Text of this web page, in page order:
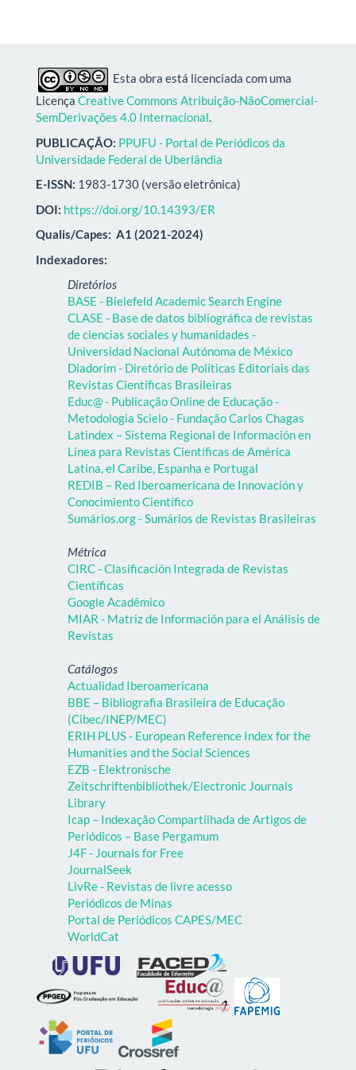
Esta obra está licenciada com uma
Licença Creative Commons Atribuição-NãoComercial-
SemDerivações 4.0 Internacional.
PUBLICAÇÃO: PPUFU - Portal de Periódicos da
Universidade Federal de Uberlândia
E-ISSN: 1983-1730 (versão eletrônica)
DOI: https://doi.org/10.14393/ER
Qualis/Capes: A1 (2021-2024)
Indexadores:
Diretórios
BASE - Bielefeld Academic Search Engine
CLASE - Base de datos bibliográfica de revistas
de ciencias sociales y humanidades -
Universidad Nacional Autónoma de México
Diadorim - Diretório de Políticas Editoriais das
Revistas Científicas Brasileiras
Educ@ - Publicação Online de Educação -
Metodologia Scielo - Fundação Carlos Chagas
Latindex – Sistema Regional de Información en
Línea para Revistas Científicas de América
Latina, el Caribe, Espanha e Portugal
REDIB – Red Iberoamericana de Innovación y
Conocimiento Científico
Sumários.org - Sumários de Revistas Brasileiras
Métrica
CIRC - Clasificación Integrada de Revistas
Científicas
Google Acadêmico
MIAR - Matriz de Información para el Análisis de
Revistas
Catálogos
Actualidad Iberoamericana
BBE – Bibliografia Brasileira de Educação
(Cibec/INEP/MEC)
ERIH PLUS - European Reference Index for the
Humanities and the Social Sciences
EZB - Elektronische
Zeitschriftenbibliothek/Electronic Journals
Library
Icap – Indexação Compartilhada de Artigos de
Periódicos – Base Pergamum
J4F - Journals for Free
JournalSeek
LivRe - Revistas de livre acesso
Periódicos de Minas
Portal de Periódicos CAPES/MEC
WorldCat